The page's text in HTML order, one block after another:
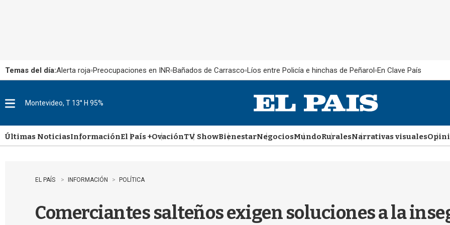
Temas del día:Alerta roja Preocupaciones en INR Bañados de Carrasco Líos entre Policía e hinchas de Peñarol En Clave País
u
Montevideo, T 13° H 95%
Últimas NoticiasInformaciónEl País +OvaciónTV ShowBienestarNegociosMundoRuralesNarrativas visuales
EL PAÍS INFORMACIÓN POLÍTICA
Comerciantes salteños exigen soluciones a la